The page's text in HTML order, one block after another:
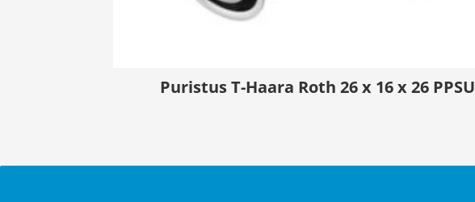
Puristus T-Haara Roth 26 x 16 x 26 PPSU